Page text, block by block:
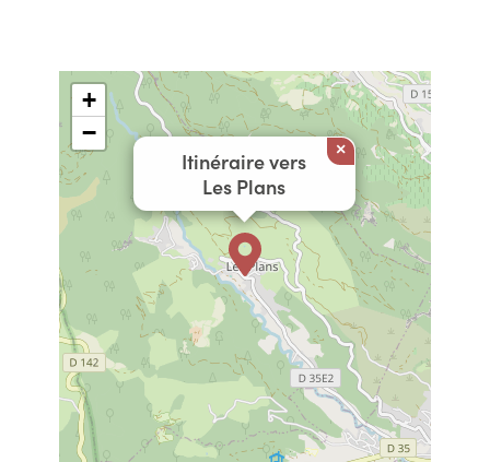
Itinéraire vers
Les Plans
×
+
−